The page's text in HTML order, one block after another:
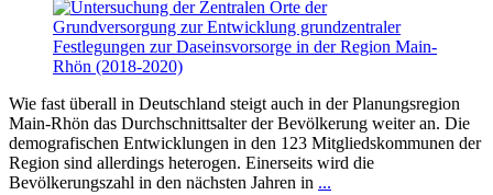
Wie fast überall in Deutschland steigt auch in der Planungsregion
Main-Rhön das Durchschnittsalter der Bevölkerung weiter an. Die
demografischen Entwicklungen in den 123 Mitgliedskommunen der
Region sind allerdings heterogen. Einerseits wird die
Bevölkerungszahl in den nächsten Jahren in ...